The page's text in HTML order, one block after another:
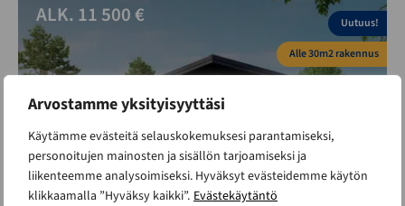
Arvostamme yksityisyyttäsi
Käytämme evästeitä selauskokemuksesi parantamiseksi,
personoitujen mainosten ja sisällön tarjoamiseksi ja
liikenteemme analysoimiseksi. Hyväksyt evästeidemme käytön
klikkaamalla ”Hyväksy kaikki”. Evästekäytäntö
ALK. 11 500 €
Uutuus!
Alle 30m2 rakennus